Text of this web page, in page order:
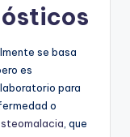
se basa
es
para
o
, que